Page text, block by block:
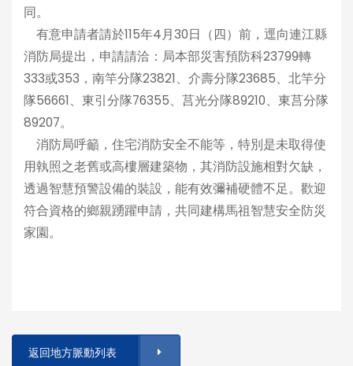
同。
有意申請者請於115年4月30日（四）前，逕向連江縣
消防局提出，申請請洽：局本部災害預防科23799轉
333或353，南竿分隊23821、介壽分隊23685、北竿分
隊56661、東引分隊76355、莒光分隊89210、東莒分隊
89207。
消防局呼籲，住宅消防安全不能等，特別是未取得使
用執照之老舊或高樓層建築物，其消防設施相對欠缺，
透過智慧預警設備的裝設，能有效彌補硬體不足。歡迎
符合資格的鄉親踴躍申請，共同建構馬祖智慧安全防災
家園。
返回地方脈動列表